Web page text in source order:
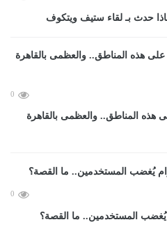
حدث بـ لقاء ستيف ويتكوف
0
هذه المناطق.. والعظمى بالقاهرة
0
المستخدمين.. ما القصة؟